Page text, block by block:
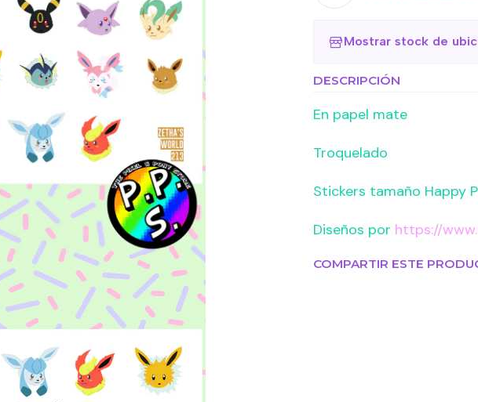
Mostrar stock de
DESCRIPCIÓN
En papel mate
Troquelado
Stickers tamaño Happy
Diseños por https://
COMPARTIR ESTE